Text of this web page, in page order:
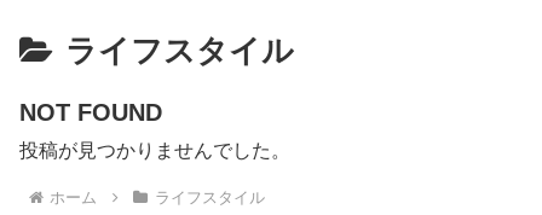
ライフスタイル
NOT FOUND
投稿が見つかりませんでした。
ホーム ライフスタイル